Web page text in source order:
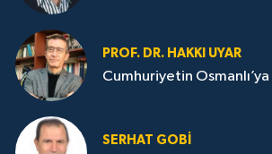
PROF. DR. HAKKI UYAR
Cumhuriyetin Osmanlı’ya
SERHAT GOBİ